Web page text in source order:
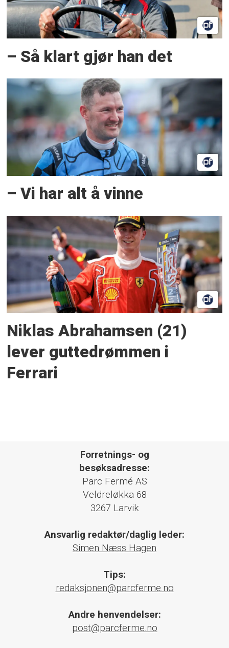
– Så klart gjør han det
– Vi har alt å vinne
Niklas Abrahamsen (21)
lever guttedrømmen i
Ferrari
Forretnings- og
besøksadresse:
Parc Fermé AS
Veldreløkka 68
3267 Larvik
Ansvarlig redaktør/daglig leder:
Simen Næss Hagen
Tips:
redaksjonen@parcferme.no
Andre henvendelser:
post@parcferme.no